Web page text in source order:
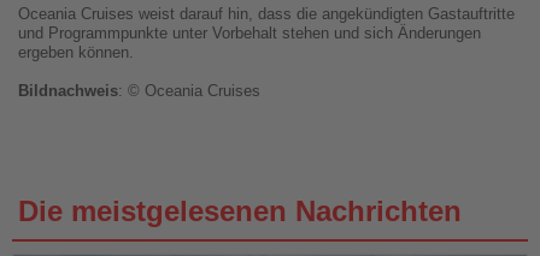
Oceania Cruises weist darauf hin, dass die angekündigten Gastauftritte
und Programmpunkte unter Vorbehalt stehen und sich Änderungen
ergeben können.
Bildnachweis: © Oceania Cruises
Die meistgelesenen Nachrichten